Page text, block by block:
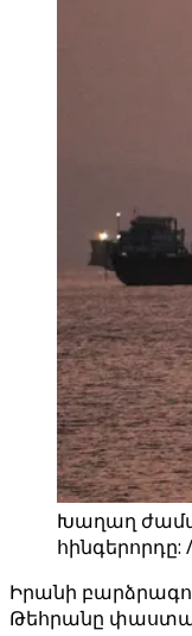
Խաղաղ
հինգերորդը:
Իրանի
Թեհրանը